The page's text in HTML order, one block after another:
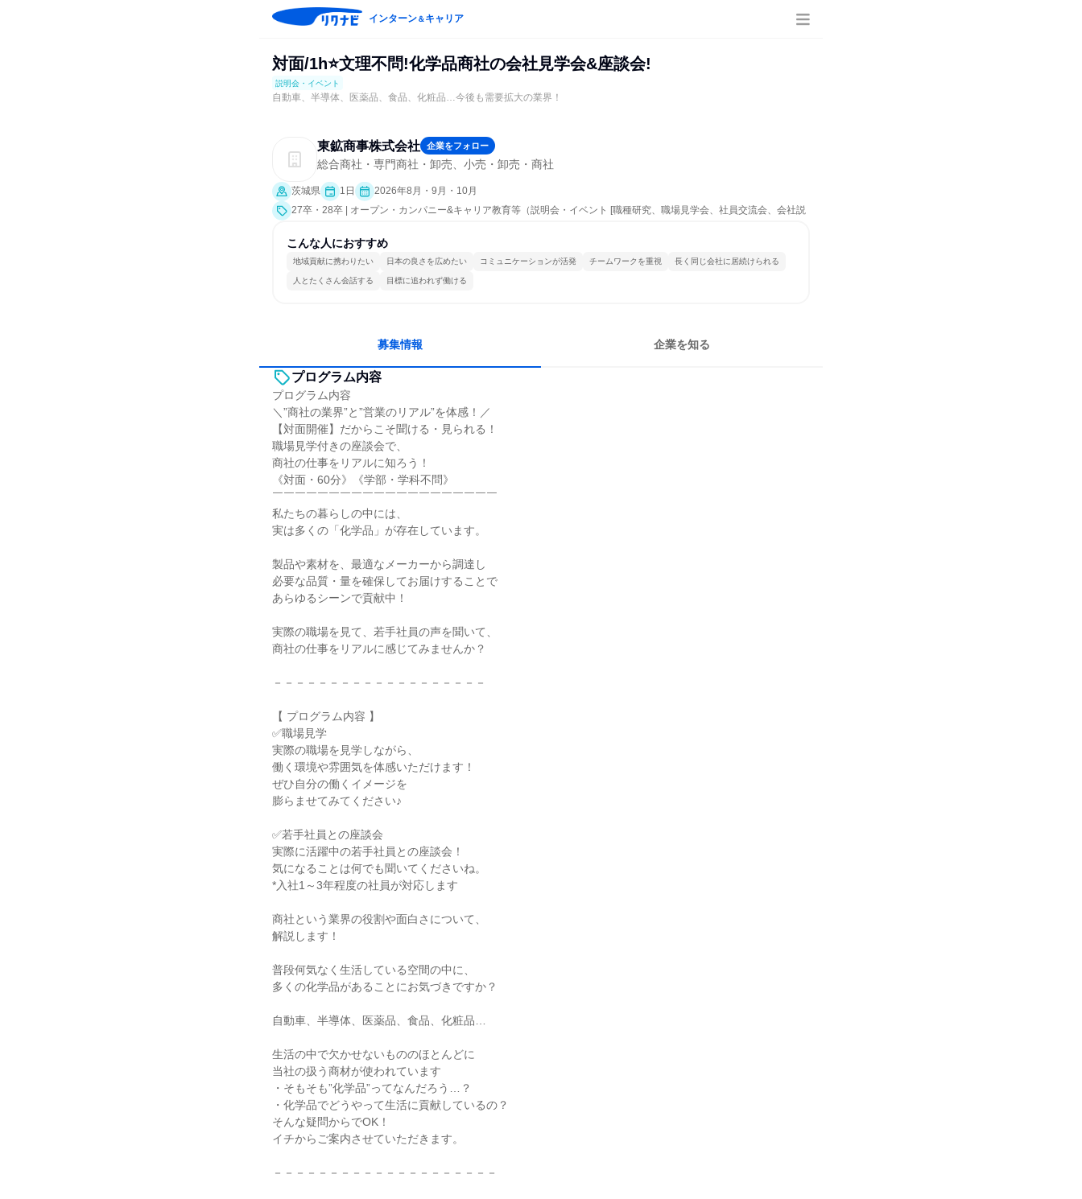
インターン＆キャリア
対面/1h⭐文理不問!化学品商社の会社見学会&座談会!
説明会・イベント
自動車、半導体、医薬品、食品、化粧品…今後も需要拡大の業界！
東鉱商事株式会社 企業をフォロー
総合商社・専門商社・卸売、小売・卸売・商社
茨城県 1日
2026年8月・9月・10月
27卒・28卒 | オープン・カンパニー&キャリア教育等（説明会・イベント [職種研究、職場見学会、社員交流会、会社説
こんな人におすすめ
地域貢献に携わりたい 日本の良さを広めたい コミュニケーションが活発 チームワークを重視 長く同じ会社に居続けられる
人とたくさん会話する 目標に追われず働ける
募集情報 企業を知る
プログラム内容
プログラム内容
＼”商社の業界”と”営業のリアル”を体感！／
【対面開催】だからこそ聞ける・見られる！
職場見学付きの座談会で、
商社の仕事をリアルに知ろう！
《対面・60分》《学部・学科不問》
￣￣￣￣￣￣￣￣￣￣￣￣￣￣￣￣￣￣￣￣
私たちの暮らしの中には、
実は多くの「化学品」が存在しています。
製品や素材を、最適なメーカーから調達し
必要な品質・量を確保してお届けすることで
あらゆるシーンで貢献中！
実際の職場を見て、若手社員の声を聞いて、
商社の仕事をリアルに感じてみませんか？
－－－－－－－－－－－－－－－－－－－
【 プログラム内容 】
✅職場見学
実際の職場を見学しながら、
働く環境や雰囲気を体感いただけます！
ぜひ自分の働くイメージを
膨らませてみてください♪
✅若手社員との座談会
実際に活躍中の若手社員との座談会！
気になることは何でも聞いてくださいね。
*入社1～3年程度の社員が対応します
商社という業界の役割や面白さについて、
解説します！
普段何気なく生活している空間の中に、
多くの化学品があることにお気づきですか？
自動車、半導体、医薬品、食品、化粧品…
生活の中で欠かせないもののほとんどに
当社の扱う商材が使われています
・そもそも”化学品”ってなんだろう…？
・化学品でどうやって生活に貢献しているの？
そんな疑問からでOK！
イチからご案内させていただきます。
－－－－－－－－－－－－－－－－－－－－